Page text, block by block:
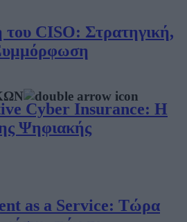
CISO: Στρατηγική,
Cyber Insurance: Η
Ψηφιακής
as a Service: Τώρα